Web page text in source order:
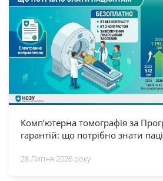
Комп’ютерна томографія за
гарантій: що потрібно знати
28 Липня 2026 року